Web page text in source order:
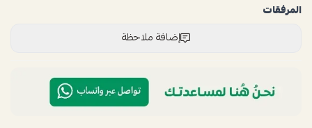
المرفقات
إضافة ملاحظة